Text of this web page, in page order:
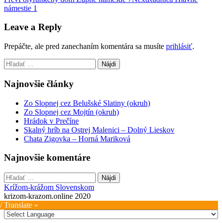
navigation
námestie 1
Leave a Reply
Prepáčte, ale pred zanechaním komentára sa musíte prihlásiť.
Hľadať:
Najnovšie články
Zo Slopnej cez Belušské Slatiny (okruh)
Zo Slopnej cez Mojtín (okruh)
Hrádok v Prečíne
Skalný hríb na Ostrej Malenici – Dolný Lieskov
Chata Zigovka – Horná Mariková
Najnovšie komentáre
Hľadať:
Krížom-krážom Slovenskom
krizom-krazom.online 2020
Translate »